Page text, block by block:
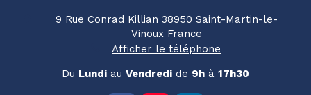
9 Rue Conrad Killian 38950 Saint-Martin-le-
Vinoux France
Afficher le téléphone
Du Lundi au Vendredi de 9h à 17h30